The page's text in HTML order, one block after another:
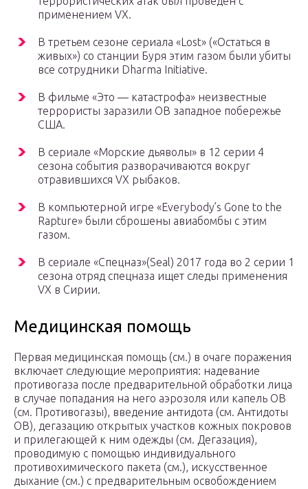
применением VX.
В третьем сезоне сериала «Lost» («Остаться в
живых») со станции Буря этим газом были убиты
все сотрудники Dharma Initiative.
В фильме «Это — катастрофа» неизвестные
террористы заразили ОВ западное побережье
США.
В сериале «Морские дьяволы» в 12 серии 4
сезона события разворачиваются вокруг
отравившихся VX рыбаков.
В компьютерной игре «Everybody’s Gone to the
Rapture» были сброшены авиабомбы с этим
газом.
В сериале «Спецназ»(Seal) 2017 года во 2 серии 1
сезона отряд спецназа ищет следы применения
VX в Сирии.
Медицинская помощь
Первая медицинская помощь (см.) в очаге поражения
включает следующие мероприятия: надевание
противогаза после предварительной обработки лица
в случае попадания на него аэрозоля или капель ОВ
(см. Противогазы), введение антидота (см. Антидоты
ОВ), дегазацию открытых участков кожных покровов
и прилегающей к ним одежды (см. Дегазация),
проводимую с помощью индивидуального
противохимического пакета (см.), искусственное
дыхание (см.) с предварительным освобождением